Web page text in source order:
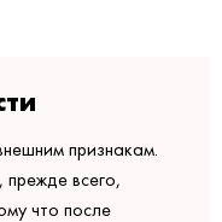
признакам.
всего,
что после